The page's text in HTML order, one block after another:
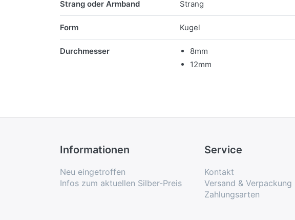
Strang oder Armband Strang
Form Kugel
Durchmesser
8mm
12mm
Informationen
Neu eingetroffen
Infos zum aktuellen Silber-Preis
Service
Kontakt
Versand & Verpackung
Zahlungsarten